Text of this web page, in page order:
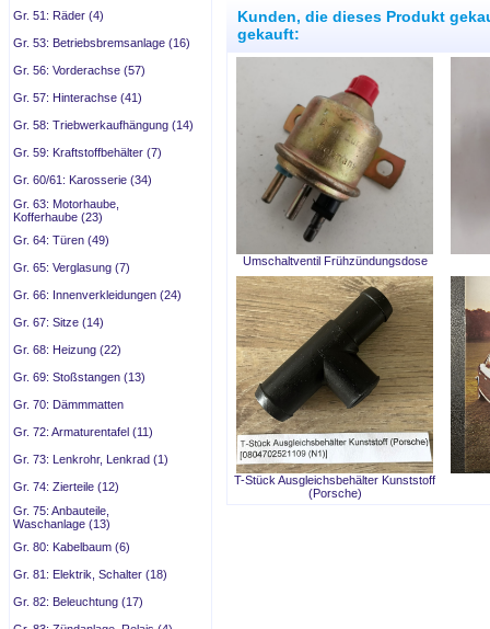
Gr. 51: Räder (4)
Gr. 53: Betriebsbremsanlage (16)
Gr. 56: Vorderachse (57)
Gr. 57: Hinterachse (41)
Gr. 58: Triebwerkaufhängung (14)
Gr. 59: Kraftstoffbehälter (7)
Gr. 60/61: Karosserie (34)
Gr. 63: Motorhaube,
Kofferhaube (23)
Gr. 64: Türen (49)
Gr. 65: Verglasung (7)
Gr. 66: Innenverkleidungen (24)
Gr. 67: Sitze (14)
Gr. 68: Heizung (22)
Gr. 69: Stoßstangen (13)
Gr. 70: Dämmmatten
Gr. 72: Armaturentafel (11)
Gr. 73: Lenkrohr, Lenkrad (1)
Gr. 74: Zierteile (12)
Gr. 75: Anbauteile,
Waschanlage (13)
Gr. 80: Kabelbaum (6)
Gr. 81: Elektrik, Schalter (18)
Gr. 82: Beleuchtung (17)
Kunden, die dieses Produkt
gekauft:
Umschaltventil Frühzündungsdose
T-Stück Ausgleichsbehälter Kunststoff
(Porsche)